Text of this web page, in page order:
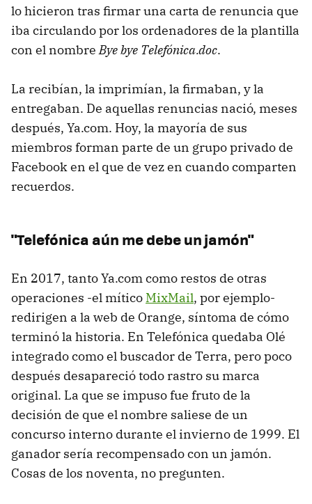
lo hicieron tras firmar una carta de renuncia que
iba circulando por los ordenadores de la plantilla
con el nombreBye bye Telefónica.doc.
La recibían, la imprimían, la firmaban, y la
entregaban. De aquellas renuncias nació, meses
después, Ya.com. Hoy, la mayoría de sus
miembros forman parte de un grupo privado de
Facebook en el que de vez en cuando comparten
recuerdos.
"Telefónica aún me debe un jamón"
En 2017, tanto Ya.com como restos de otras
operaciones -el mítico MixMail, por ejemplo-
redirigen a la web de Orange, síntoma de cómo
terminó la historia. En Telefónica quedaba Olé
integrado como el buscador de Terra, pero poco
después desapareció todo rastro su marca
original. La que se impuso fue fruto de la
decisión de que el nombre saliese de un
concurso interno durante el invierno de 1999. El
ganador sería recompensado con un jamón.
Cosas de los noventa, no pregunten.